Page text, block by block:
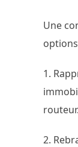
Une
1.
2.